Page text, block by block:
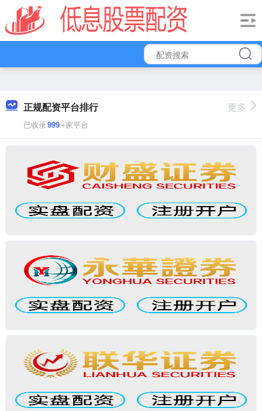
正规配资平台排行
已收录999+家平台
更多